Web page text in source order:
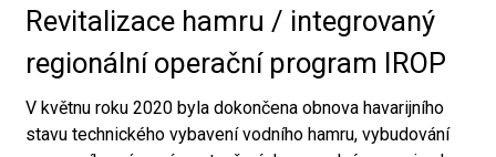
Revitalizace hamru / integrovaný
regionální operační program IROP
V květnu roku 2020 byla dokončena obnova havarijního
stavu technického vybavení vodního hamru, vybudování